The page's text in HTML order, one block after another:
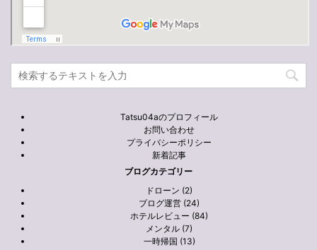
Tatsu04aのプロフィール
お問い合わせ
プライバシーポリシー
新着記事
ブログカテゴリー
ドローン (2)
ブログ運営 (24)
ホテルレビュー (84)
メンタル (7)
一時帰国 (13)